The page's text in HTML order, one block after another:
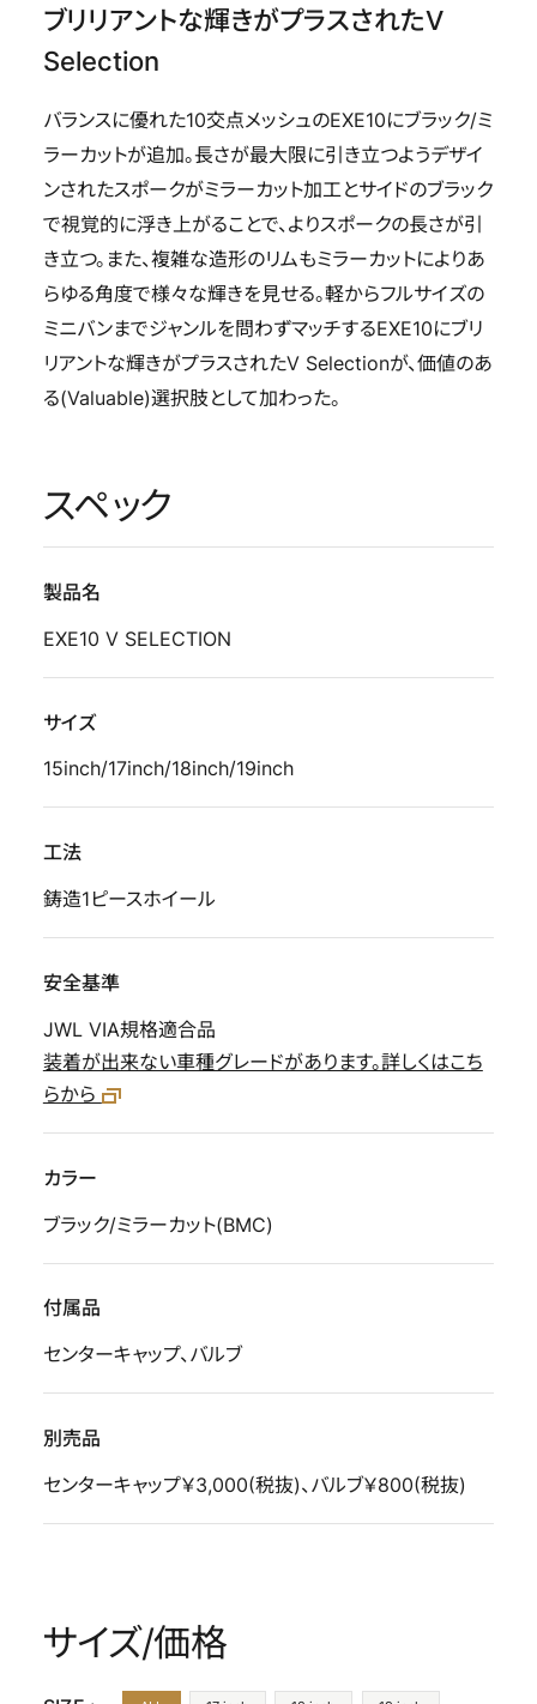
ブリリアントな輝きがプラスされたV
Selection
バランスに優れた10交点メッシュのEXE10にブラック/ミ
ラーカットが追加。長さが最大限に引き立つようデザイ
ンされたスポークがミラーカット加工とサイドのブラック
で視覚的に浮き上がることで、よりスポークの長さが引
き立つ。また、複雑な造形のリムもミラーカットによりあ
らゆる角度で様々な輝きを見せる。軽からフルサイズの
ミニバンまでジャンルを問わずマッチするEXE10にブリ
リアントな輝きがプラスされたV Selectionが、価値のあ
る(Valuable)選択肢として加わった。
スペック
製品名
EXE10 V SELECTION
サイズ
15inch/17inch/18inch/19inch
工法
鋳造1ピースホイール
安全基準
JWL VIA規格適合品
装着が出来ない車種グレードがあります。詳しくはこち
らから
カラー
ブラック/ミラーカット(BMC)
付属品
センターキャップ、バルブ
別売品
センターキャップ￥3,000(税抜)、バルブ￥800(税抜)
サイズ/価格